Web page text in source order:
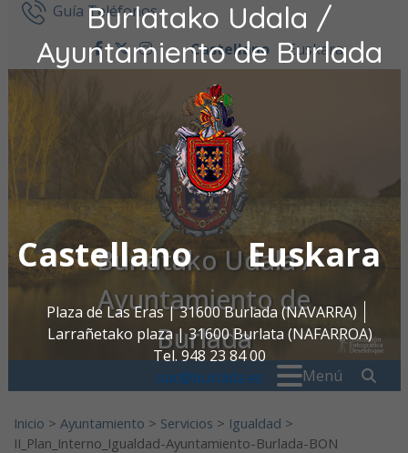
Burlatako Udala /
Ayuntamiento de Burlada
Castellano Euskara
Plaza de Las Eras | 31600 Burlada (NAVARRA)
Larrañetako plaza | 31600 Burlata (NAFARROA)
Tel. 948 23 84 00
oac@burlada.es
Ir al contenidoGuía Teléfonos
facebook
twitter
instagram
Castellano Euskara
Burlatako Udala /
Ayuntamiento de
Burlada
Menú
Inicio > Ayuntamiento > Servicios > Igualdad >
II_Plan_Interno_Igualdad-Ayuntamiento-Burlada-BON